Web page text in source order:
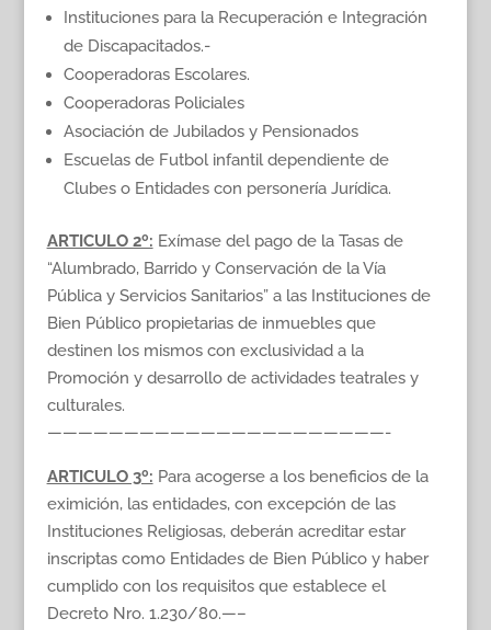
Instituciones para la Recuperación e Integración
de Discapacitados.-
Cooperadoras Escolares.
Cooperadoras Policiales
Asociación de Jubilados y Pensionados
Escuelas de Futbol infantil dependiente de
Clubes o Entidades con personería Jurídica.
ARTICULO 2º: Exímase del pago de la Tasas de
“Alumbrado, Barrido y Conservación de la Vía
Pública y Servicios Sanitarios” a las Instituciones de
Bien Público propietarias de inmuebles que
destinen los mismos con exclusividad a la
Promoción y desarrollo de actividades teatrales y
culturales.
——————————————————————-
ARTICULO 3º: Para acogerse a los beneficios de la
eximición, las entidades, con excepción de las
Instituciones Religiosas, deberán acreditar estar
inscriptas como Entidades de Bien Público y haber
cumplido con los requisitos que establece el
Decreto Nro. 1.230/80.—–